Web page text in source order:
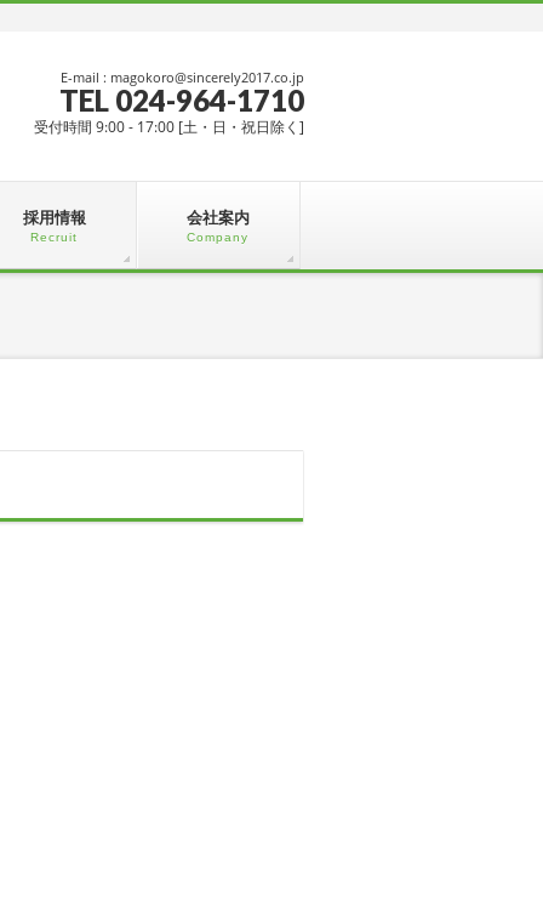
E-mail : magokoro@sincerely2017.co.jp
TEL 024-964-1710
受付時間 9:00 - 17:00 [土・日・祝日除く]
採用情報
Recruit
会社案内
Company